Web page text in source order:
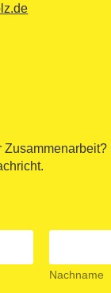
Zusammenarbeit?
Nachname